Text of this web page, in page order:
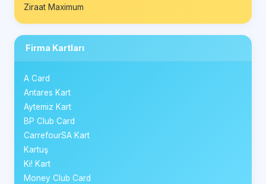
Ziraat Maximum
Firma Kartları
A Card
Antares Kart
Aytemiz Kart
BP Club Card
CarrefourSA Kart
Kartuş
Ki! Kart
Money Club Card